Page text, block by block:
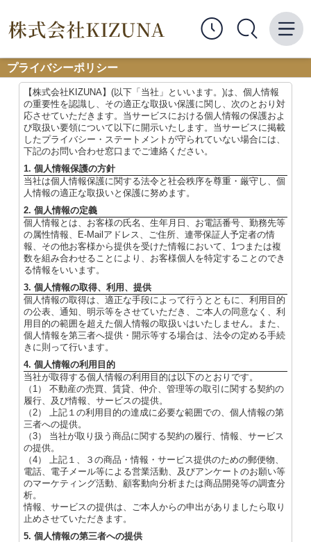
プライバシーポリシー
【株式会社KIZUNA】(以下「当社」といいます。)は、個人情報
の重要性を認識し、その適正な取扱い保護に関し、次のとおり対
応させていただきます。当サービスにおける個人情報の保護およ
び取扱い要領について以下に開示いたします。当サービスに掲載
したプライバシー・ステートメントが守られていない場合には、
下記のお問い合わせ窓口までご連絡ください。
1. 個人情報保護の方針
当社は個人情報保護に関する法令と社会秩序を尊重・厳守し、個
人情報の適正な取扱いと保護に努めます。
2. 個人情報の定義
個人情報とは、お客様の氏名、生年月日、お電話番号、勤務先等
の属性情報、E-Mailアドレス、ご住所、連帯保証人予定者の情
報、その他お客様から提供を受けた情報において、1つまたは複
数を組み合わせることにより、お客様個人を特定することのでき
る情報をいいます。
3. 個人情報の取得、利用、提供
個人情報の取得は、適正な手段によって行うとともに、利用目的
の公表、通知、明示等をさせていただき、ご本人の同意なく、利
用目的の範囲を超えた個人情報の取扱いはいたしません。また、
個人情報を第三者へ提供・開示等する場合は、法令の定める手続
きに則って行います。
4. 個人情報の利用目的
当社が取得する個人情報の利用目的は以下のとおりです。
（1） 不動産の売買、賃貸、仲介、管理等の取引に関する契約の
履行、及び情報、サービスの提供。
（2） 上記１の利用目的の達成に必要な範囲での、個人情報の第
三者への提供。
（3） 当社が取り扱う商品に関する契約の履行、情報、サービス
の提供。
（4） 上記１、３の商品・情報・サービス提供のための郵便物、
電話、電子メール等による営業活動、及びアンケートのお願い等
のマーケティング活動、顧客動向分析または商品開発等の調査分
析。
情報、サービスの提供は、ご本人からの申出がありましたら取り
止めさせていただきます。
5. 個人情報の第三者への提供